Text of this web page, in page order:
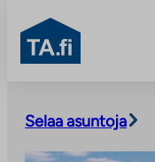
sisältöön
TA.fi
Selaa asuntoja